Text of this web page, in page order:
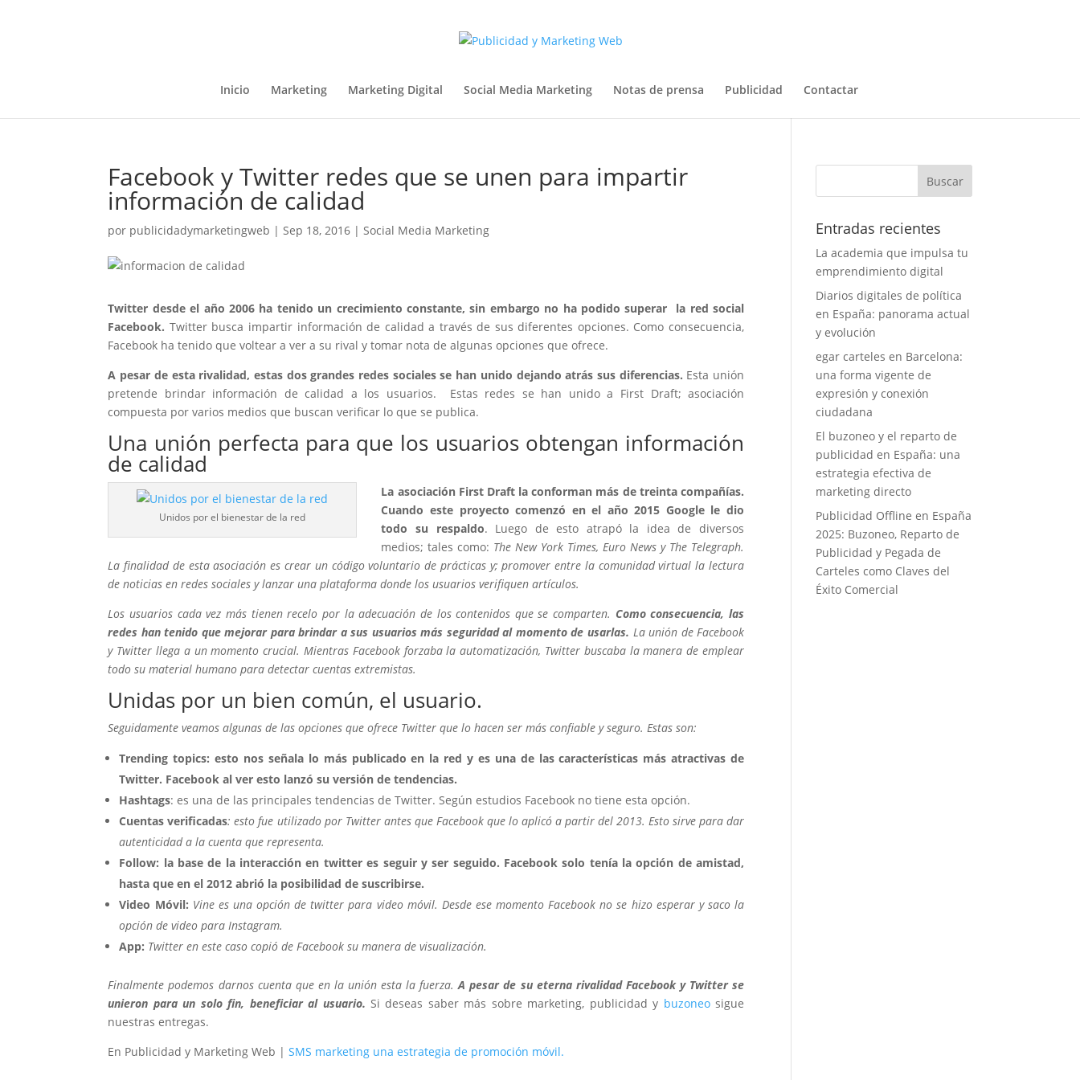
Inicio Marketing Marketing Digital Social Media Marketing Notas de prensa Publicidad Contactar
Facebook y Twitter redes que se unen para impartir
información de calidad
por publicidadymarketingweb |Sep 18, 2016 |Social Media Marketing
Twitter desde el año 2006 ha tenido un crecimiento constante, sin embargo no ha podido superar la red social
Facebook. Twitter busca impartir información de calidad a través de sus diferentes opciones. Como consecuencia,
Facebook ha tenido que voltear a ver a su rival y tomar nota de algunas opciones que ofrece.
A pesar de esta rivalidad, estas dos grandes redes sociales se han unido dejando atrás sus diferencias. Esta unión
pretende brindar información de calidad a los usuarios. Estas redes se han unido a First Draft; asociación
compuesta por varios medios que buscan verificar lo que se publica.
Una unión perfecta para que los usuarios obtengan información
de calidad
Unidos por el bienestar de la red
La asociación First Draft la conforman más de treinta compañías.
Cuando este proyecto comenzó en el año 2015 Google le dio
todo su respaldo. Luego de esto atrapó la idea de diversos
medios; tales como: The New York Times, Euro News y The Telegraph.
La finalidad de esta asociación es crear un código voluntario de prácticas y; promover entre la comunidad virtual la lectura
de noticias en redes sociales y lanzar una plataforma donde los usuarios verifiquen artículos.
Los usuarios cada vez más tienen recelo por la adecuación de los contenidos que se comparten. Como consecuencia, las
redes han tenido que mejorar para brindar a sus usuarios más seguridad al momento de usarlas. La unión de Facebook
y Twitter llega a un momento crucial. Mientras Facebook forzaba la automatización, Twitter buscaba la manera de emplear
todo su material humano para detectar cuentas extremistas.
Unidas por un bien común, el usuario.
Seguidamente veamos algunas de las opciones que ofrece Twitter que lo hacen ser más confiable y seguro. Estas son:
Trending topics: esto nos señala lo más publicado en la red y es una de las características más atractivas de
Twitter. Facebook al ver esto lanzó su versión de tendencias.
Hashtags: es una de las principales tendencias de Twitter. Según estudios Facebook no tiene esta opción.
Cuentas verificadas: esto fue utilizado por Twitter antes que Facebook que lo aplicó a partir del 2013. Esto sirve para dar
autenticidad a la cuenta que representa.
Follow: la base de la interacción en twitter es seguir y ser seguido. Facebook solo tenía la opción de amistad,
hasta que en el 2012 abrió la posibilidad de suscribirse.
Video Móvil: Vine es una opción de twitter para video móvil. Desde ese momento Facebook no se hizo esperar y saco la
opción de video para Instagram.
App: Twitter en este caso copió de Facebook su manera de visualización.
Finalmente podemos darnos cuenta que en la unión esta la fuerza.A pesar de su eterna rivalidad Facebook y Twitter se
unieron para un solo fin, beneficiar al usuario. Si deseas saber más sobre marketing, publicidad y buzoneosigue
nuestras entregas.
En Publicidad y Marketing Web |SMS marketing una estrategia de promoción móvil.
Entradas recientes
La academia que impulsa tu
emprendimiento digital
Diarios digitales de política
en España: panorama actual
y evolución
egar carteles en Barcelona:
una forma vigente de
expresión y conexión
ciudadana
El buzoneo y el reparto de
publicidad en España: una
estrategia efectiva de
marketing directo
Publicidad Offline en España
2025: Buzoneo, Reparto de
Publicidad y Pegada de
Carteles como Claves del
Éxito Comercial